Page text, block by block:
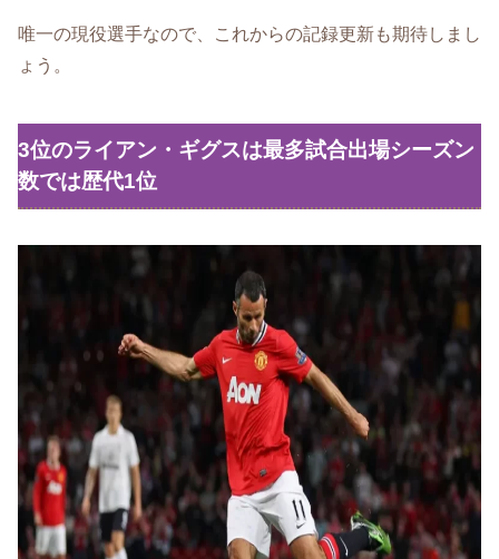
唯一の現役選手なので、これからの記録更新も期待しまし
ょう。
3位のライアン・ギグスは最多試合出場シーズン
数では歴代1位